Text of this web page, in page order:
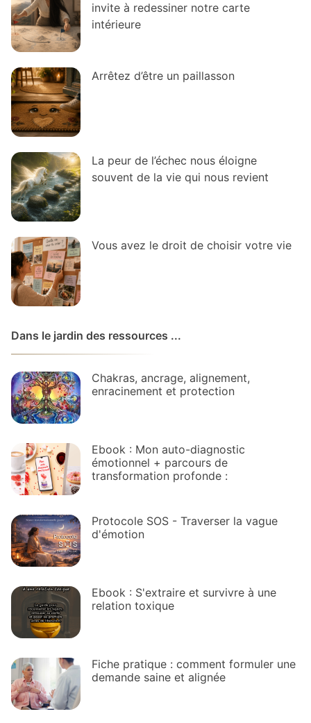
invite à redessiner notre carte
intérieure
Arrêtez d’être un paillasson
La peur de l’échec nous éloigne
souvent de la vie qui nous revient
Vous avez le droit de choisir votre vie
Dans le jardin des ressources ...
Chakras, ancrage, alignement,
enracinement et protection
Ebook : Mon auto-diagnostic
émotionnel + parcours de
transformation profonde :
Protocole SOS - Traverser la vague
d'émotion
Ebook : S'extraire et survivre à une
relation toxique
Fiche pratique : comment formuler une
demande saine et alignée